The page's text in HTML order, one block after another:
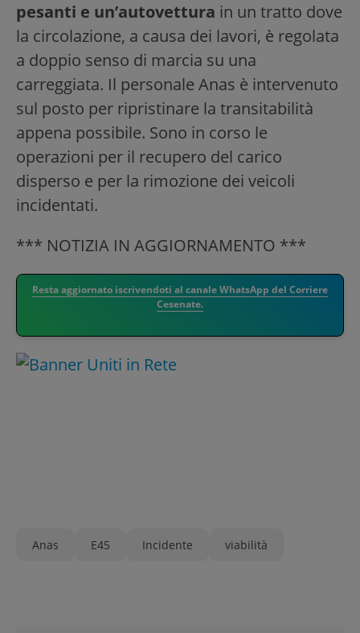
pesanti e un’autovettura in un tratto dove
la circolazione, a causa dei lavori, è regolata
a doppio senso di marcia su una
carreggiata. Il personale Anas è intervenuto
sul posto per ripristinare la transitabilità
appena possibile. Sono in corso le
operazioni per il recupero del carico
disperso e per la rimozione dei veicoli
incidentati.
*** NOTIZIA IN AGGIORNAMENTO ***
Resta aggiornato iscrivendoti al canale WhatsApp del Corriere
Cesenate.
Anas E45 Incidente viabilità